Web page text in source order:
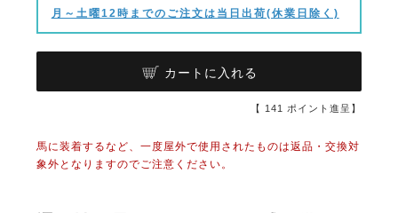
月～土曜12時までのご注文は当日出荷(休業日除く)
カートに入れる
【 141 ポイント進呈】
馬に装着するなど、一度屋外で使用されたものは返品・交換対
象外となりますのでご注意ください。